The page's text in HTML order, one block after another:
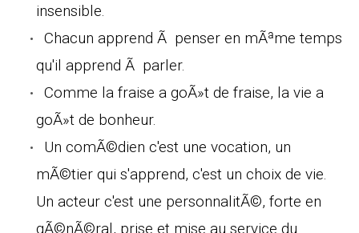
insensible.
Chacun apprend Ã penser en mÃªme temps
qu'il apprend Ã parler.
Comme la fraise a goÃ»t de fraise, la vie a
goÃ»t de bonheur.
Un comÃ©dien c'est une vocation, un
mÃ©tier qui s'apprend, c'est un choix de vie.
Un acteur c'est une personnalitÃ©, forte en
gÃ©nÃ©ral, prise et mise au service du